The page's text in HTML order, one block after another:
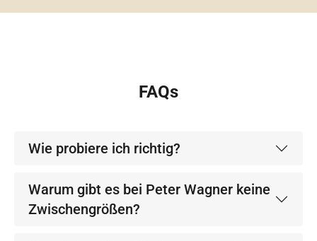
FAQs
Wie probiere ich richtig?
Warum gibt es bei Peter Wagner keine
Zwischengrößen?